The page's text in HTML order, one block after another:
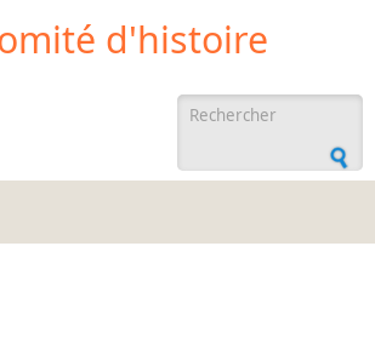
d'histoire
recherche